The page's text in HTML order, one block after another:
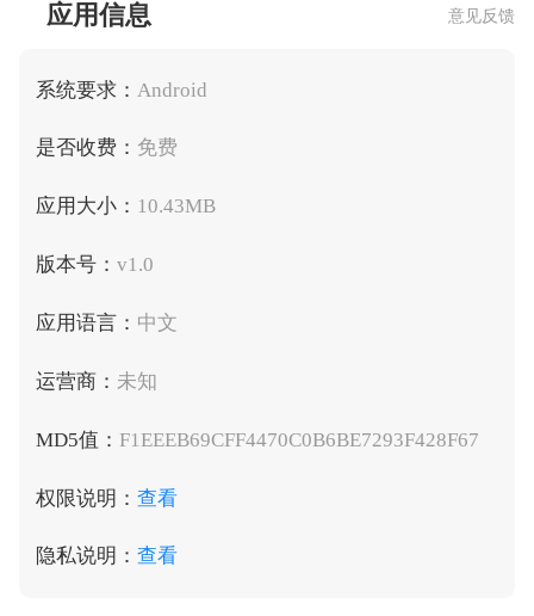
应用信息 意见反馈
系统要求： Android
是否收费： 免费
应用大小： 10.43MB
版本号： v1.0
应用语言： 中文
运营商： 未知
MD5值： F1EEEB69CFF4470C0B6BE7293F428F67
权限说明： 查看
隐私说明： 查看